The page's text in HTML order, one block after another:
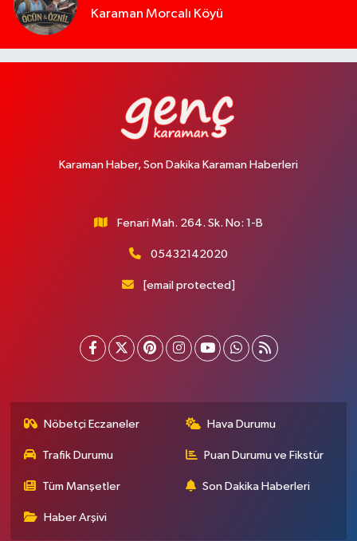
Karaman Morcalı Köyü
Karaman Haber, Son Dakika Karaman Haberleri
Fenari Mah. 264. Sk. No: 1-B
05432142020
[email protected]
Nöbetçi Eczaneler Hava Durumu
Trafik Durumu Puan Durumu ve Fikstür
Tüm Manşetler Son Dakika Haberleri
Haber Arşivi